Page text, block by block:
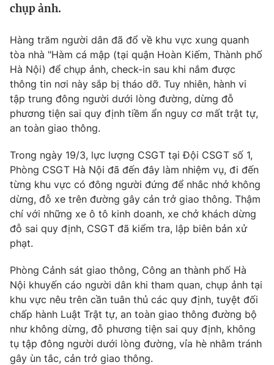
Tin tức
Câu chuyện quốc tế
Kinh tế
Tài chính
Thị trường
Góc doanh nghiệp
Dữ liệu và đời sống
Truyền hình
Phim VTV
Nhân vật
Khán giả
Giải sao mai
Giải trí
Điện ảnh
Âm nhạc
Sao
Đời sống
Du lịch
Làm đẹp
Chất lượng cuộc sống
Giáo dục
Tuyển sinh
Học trực tuyến
Công nghệ
Sản phẩm
Thị trường
Tư vấn
Giao lưu trực tuyến
Lịch phát sóng
Chuyên mục khác
chụp ảnh.
Hàng trăm người dân đã đổ về khu vực xung quanh
tòa nhà "Hàm cá mập (tại quận Hoàn Kiếm, Thành phố
Hà Nội) để chụp ảnh, check-in sau khi nắm được
thông tin nơi này sắp bị tháo dỡ. Tuy nhiên, hành vi
tập trung đông người dưới lòng đường, dừng đỗ
phương tiện sai quy định tiềm ẩn nguy cơ mất trật tự,
an toàn giao thông.
Trong ngày 19/3, lực lượng CSGT tại Đội CSGT số 1,
Phòng CSGT Hà Nội đã đến đây làm nhiệm vụ, đi đến
từng khu vực có đông người đứng để nhắc nhở không
dừng, đỗ xe trên đường gây cản trở giao thông. Thậm
chí với những xe ô tô kinh doanh, xe chở khách dừng
đỗ sai quy định, CSGT đã kiểm tra, lập biên bản xử
phạt.
Phòng Cảnh sát giao thông, Công an thành phố Hà
Nội khuyến cáo người dân khi tham quan, chụp ảnh tại
khu vực nêu trên cần tuân thủ các quy định, tuyệt đối
chấp hành Luật Trật tự, an toàn giao thông đường bộ
như không dừng, đỗ phương tiện sai quy định, không
tụ tập đông người dưới lòng đường, vỉa hè nhằm tránh
gây ùn tắc, cản trở giao thông.